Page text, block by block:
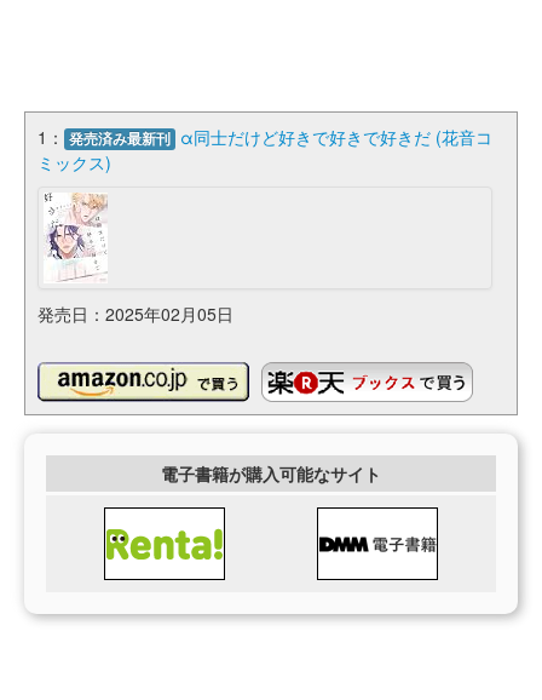
1： 発売済み最新刊 α同士だけど好きで好きで好きだ (花音コ
ミックス)
発売日：2025年02月05日
電子書籍が購入可能なサイト